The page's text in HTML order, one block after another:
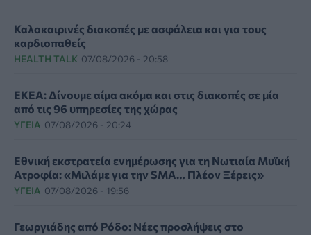
Καλοκαιρινές διακοπές με ασφάλεια και για τους
καρδιοπαθείς
HEALTH TALK 07/08/2026 - 20:58
ΕΚΕΑ: Δίνουμε αίμα ακόμα και στις διακοπές σε μία
από τις 96 υπηρεσίες της χώρας
ΥΓΕΊΑ 07/08/2026 - 20:24
Εθνική εκστρατεία ενημέρωσης για τη Νωτιαία Μυϊκή
Ατροφία: «Μιλάμε για την SMA… Πλέον Ξέρεις»
ΥΓΕΊΑ 07/08/2026 - 19:56
Γεωργιάδης από Ρόδο: Νέες προσλήψεις στο